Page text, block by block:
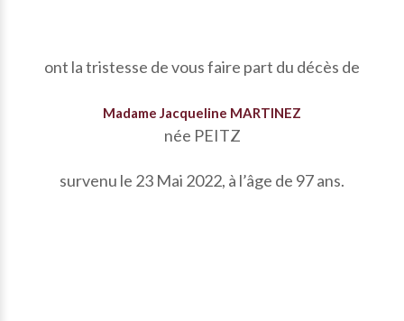
ont la tristesse de vous faire part du décès de
Madame Jacqueline MARTINEZ
née PEITZ
survenu le 23 Mai 2022, à l’âge de 97 ans.